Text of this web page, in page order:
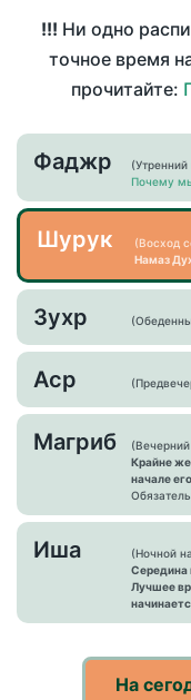
!!! Ни одно
точное время
прочитайте:
Фаджр
Почему
Шурук
(Восход
Намаз
Зухр
Аср
Магриб
Крайне
начале
Иша
(Ночной
Середина
Лучшее
На